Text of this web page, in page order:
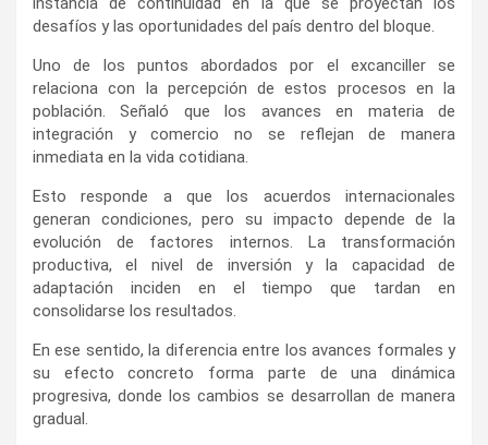
desafíos y las oportunidades del país dentro del bloque.
Uno de los puntos abordados por el excanciller se
relaciona con la percepción de estos procesos en la
población. Señaló que los avances en materia de
integración y comercio no se reflejan de manera
inmediata en la vida cotidiana.
Esto responde a que los acuerdos internacionales
generan condiciones, pero su impacto depende de la
evolución de factores internos. La transformación
productiva, el nivel de inversión y la capacidad de
adaptación inciden en el tiempo que tardan en
consolidarse los resultados.
En ese sentido, la diferencia entre los avances formales y
su efecto concreto forma parte de una dinámica
progresiva, donde los cambios se desarrollan de manera
gradual.